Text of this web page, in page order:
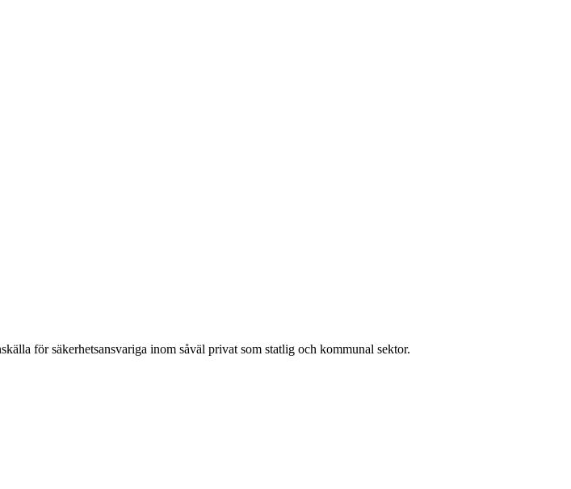
för säkerhets­ansvariga inom såväl privat som statlig och kommunal sektor.